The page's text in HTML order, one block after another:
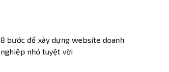
8 bước để xây dựng website doanh
nghiệp nhỏ tuyệt vời